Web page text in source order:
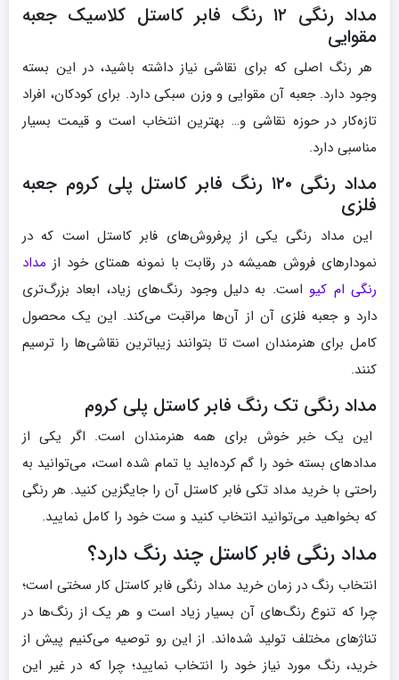
مداد رنگی ۱۲ رنگ فابر کاستل کلاسیک جعبه
مقوایی
هر رنگ اصلی که برای نقاشی نیاز داشته باشید، در این بسته
وجود دارد. جعبه آن مقوایی و وزن سبکی دارد. برای کودکان، افراد
تازه‌کار در حوزه نقاشی و… بهترین انتخاب است و قیمت بسیار
مناسبی دارد.
مداد رنگی ۱۲۰ رنگ فابر کاستل پلی کروم جعبه
فلزی
این مداد رنگی یکی از پرفروش‌های فابر کاستل است که در
نمودارهای فروش همیشه در رقابت با نمونه همتای خود از مداد
رنگی ام کیو است. به دلیل وجود رنگ‌های زیاد، ابعاد بزرگ‌تری
دارد و جعبه فلزی آن از آن‌ها مراقبت می‌کند. این یک محصول
کامل برای هنرمندان است تا بتوانند زیباترین نقاشی‌ها را ترسیم
کنند.
مداد رنگی تک رنگ فابر کاستل پلی کروم
این یک خبر خوش برای همه هنرمندان است. اگر یکی از
مدادهای بسته خود را گم کرده‌اید یا تمام شده است، می‌توانید به
راحتی با خرید مداد تکی فابر کاستل آن را جایگزین کنید. هر رنگی
که بخواهید می‌توانید انتخاب کنید و ست خود را کامل نمایید.
مداد رنگی فابر کاستل چند رنگ دارد؟
انتخاب رنگ در زمان خرید مداد رنگی فابر کاستل کار سختی است؛
چرا که تنوع رنگ‌های آن بسیار زیاد است و هر یک از رنگ‌ها در
تناژهای مختلف تولید شده‌اند. از این رو توصیه می‌کنیم پیش از
خرید، رنگ مورد نیاز خود را انتخاب نمایید؛ چرا که در غیر این